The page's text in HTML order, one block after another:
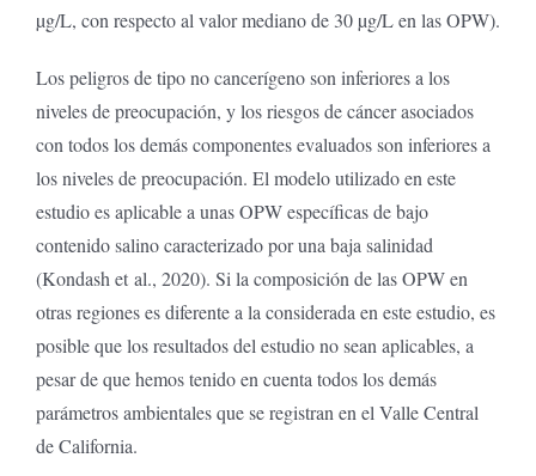
µg/L, con respecto al valor mediano de 30 µg/L en las OPW).
Los peligros de tipo no cancerígeno son inferiores a los
niveles de preocupación, y los riesgos de cáncer asociados
con todos los demás componentes evaluados son inferiores a
los niveles de preocupación. El modelo utilizado en este
estudio es aplicable a unas OPW específicas de bajo
contenido salino caracterizado por una baja salinidad
(Kondash et al., 2020). Si la composición de las OPW en
otras regiones es diferente a la considerada en este estudio, es
posible que los resultados del estudio no sean aplicables, a
pesar de que hemos tenido en cuenta todos los demás
parámetros ambientales que se registran en el Valle Central
de California.